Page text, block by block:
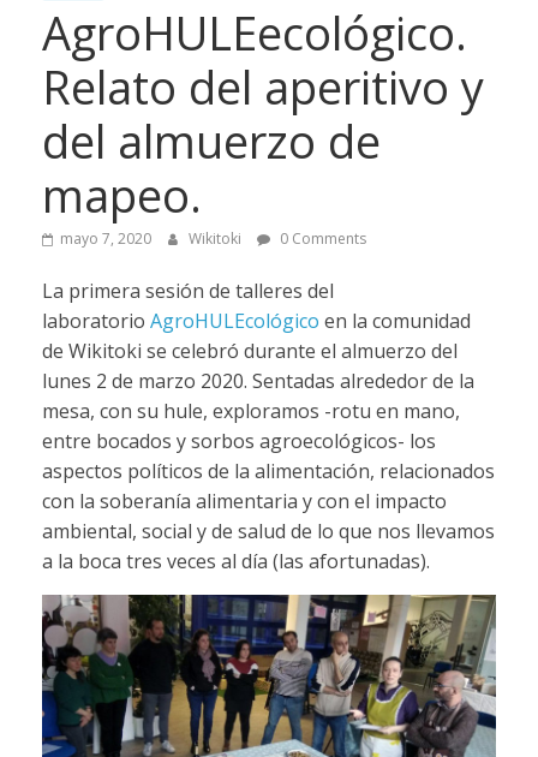
AgroHULEecológico.
Relato del aperitivo y
del almuerzo de
mapeo.
mayo 7, 2020 Wikitoki 0 Comments
La primera sesión de talleres del
laboratorio AgroHULEcológico en la comunidad
de Wikitoki se celebró durante el almuerzo del
lunes 2 de marzo 2020. Sentadas alrededor de la
mesa, con su hule, exploramos -rotu en mano,
entre bocados y sorbos agroecológicos- los
aspectos políticos de la alimentación, relacionados
con la soberanía alimentaria y con el impacto
ambiental, social y de salud de lo que nos llevamos
a la boca tres veces al día (las afortunadas).